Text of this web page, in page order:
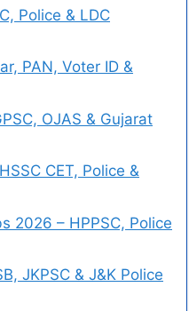
Police & LDC
PAN, Voter ID &
OJAS & Gujarat
CET, Police &
2026 – HPPSC, Police
JKPSC & J&K Police